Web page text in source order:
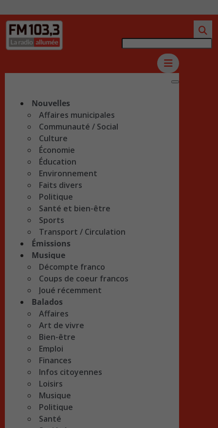
Nouvelles
Affaires municipales
Communauté / Social
Culture
Économie
Éducation
Environnement
Faits divers
Politique
Santé et bien-être
Sports
Transport / Circulation
Émissions
Musique
Décompte franco
Coups de coeur francos
Joué récemment
Balados
Affaires
Art de vivre
Bien-être
Emploi
Finances
Infos citoyennes
Loisirs
Musique
Politique
Santé